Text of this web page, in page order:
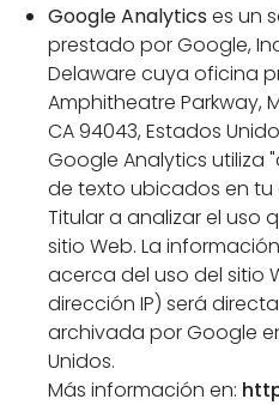
Google Analytics es un
prestado por Google,
Delaware cuya oficina
Amphitheatre Parkway,
CA 94043, Estados
Google Analytics utiliza
de texto ubicados en
Titular a analizar el uso
sitio Web. La
acerca del uso del sitio
dirección IP) será
archivada por Google
Unidos.
Más información en: